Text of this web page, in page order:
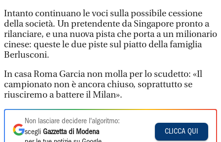
Intanto continuano le voci sulla possibile cessione
della società. Un pretendente da Singapore pronto a
rilanciare, e una nuova pista che porta a un milionario
cinese: queste le due piste sul piatto della famiglia
Berlusconi.
In casa Roma Garcia non molla per lo scudetto: «Il
campionato non è ancora chiuso, soprattutto se
riusciremo a battere il Milan».
Non lasciare decidere l'algoritmo:
scegli Gazzetta di Modena
CLICCA QUI